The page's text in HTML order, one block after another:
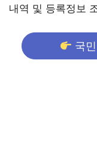
내역 및 등록정보
국